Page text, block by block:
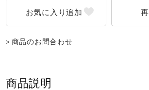
商品のお問合わせ
商品説明